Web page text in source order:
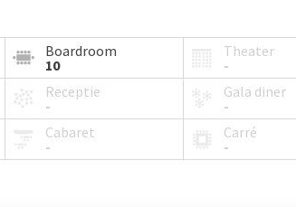
Boardroom
10
Theater
-
Receptie
-
Gala diner
-
Cabaret
-
Carré
-